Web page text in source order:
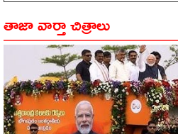
తాజా వార్తా చిత్రాలు